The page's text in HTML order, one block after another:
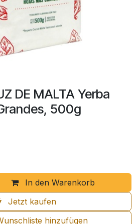
DE MALTA Yerba
500g
In den Warenkorb
Jetzt kaufen
hinzufügen